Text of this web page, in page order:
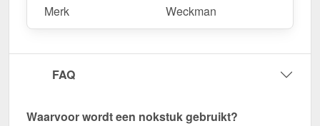
Duurzaam, weerbestendig, op maat gemaakt - bestel
Merk Weckman
FAQ
Waarvoor wordt een nokstuk gebruikt?